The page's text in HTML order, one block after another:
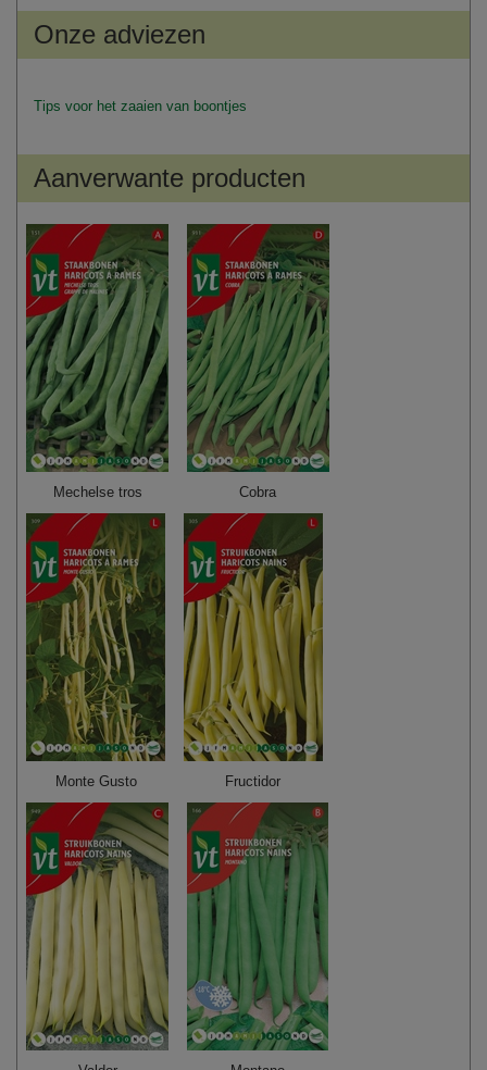
Onze adviezen
Tips voor het zaaien van boontjes
Aanverwante producten
Mechelse tros Cobra
Monte Gusto Fructidor